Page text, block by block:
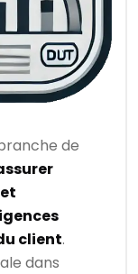
de
client.
dans